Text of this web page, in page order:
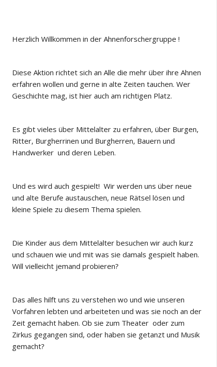
Herzlich Willkommen in der Ahnenforschergruppe !
Diese Aktion richtet sich an Alle die mehr über ihre Ahnen
erfahren wollen und gerne in alte Zeiten tauchen. Wer
Geschichte mag, ist hier auch am richtigen Platz.
Es gibt vieles über Mittelalter zu erfahren, über Burgen,
Ritter, Burgherrinen und Burgherren, Bauern und
Handwerker und deren Leben.
Und es wird auch gespielt! Wir werden uns über neue
und alte Berufe austauschen, neue Rätsel lösen und
kleine Spiele zu diesem Thema spielen.
Die Kinder aus dem Mittelalter besuchen wir auch kurz
und schauen wie und mit was sie damals gespielt haben.
Will vielleicht jemand probieren?
Das alles hilft uns zu verstehen wo und wie unseren
Vorfahren lebten und arbeiteten und was sie noch an der
Zeit gemacht haben. Ob sie zum Theater oder zum
Zirkus gegangen sind, oder haben sie getanzt und Musik
gemacht?